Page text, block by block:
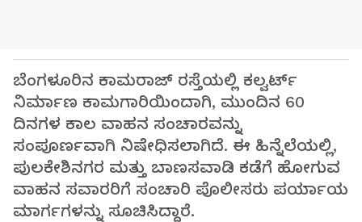
ಬೆಂಗಳೂರಿನ ಕಾಮರಾಜ್ ರಸ್ತೆಯಲ್ಲಿ ಕಲ್ವರ್ಟ್
ನಿರ್ಮಾಣ ಕಾಮಗಾರಿಯಿಂದಾಗಿ, ಮುಂದಿನ 60
ದಿನಗಳ ಕಾಲ ವಾಹನ ಸಂಚಾರವನ್ನು
ಸಂಪೂರ್ಣವಾಗಿ ನಿಷೇಧಿಸಲಾಗಿದೆ. ಈ ಹಿನ್ನೆಲೆಯಲ್ಲಿ,
ಪುಲಕೇಶಿನಗರ ಮತ್ತು ಬಾಣಸವಾಡಿ ಕಡೆಗೆ ಹೋಗುವ
ವಾಹನ ಸವಾರರಿಗೆ ಸಂಚಾರಿ ಪೊಲೀಸರು ಪರ್ಯಾಯ
ಮಾರ್ಗಗಳನ್ನು ಸೂಚಿಸಿದ್ದಾರೆ.